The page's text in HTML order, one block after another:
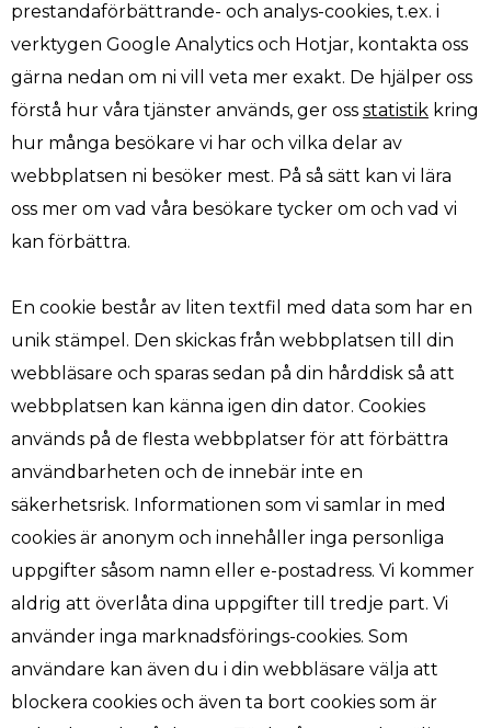
prestandaförbättrande- och analys-cookies, t.ex. i
verktygen Google Analytics och Hotjar, kontakta oss
gärna nedan om ni vill veta mer exakt. De hjälper oss
förstå hur våra tjänster används, ger oss statistik kring
hur många besökare vi har och vilka delar av
webbplatsen ni besöker mest. På så sätt kan vi lära
oss mer om vad våra besökare tycker om och vad vi
kan förbättra.
En cookie består av liten textfil med data som har en
unik stämpel. Den skickas från webbplatsen till din
webbläsare och sparas sedan på din hårddisk så att
webbplatsen kan känna igen din dator. Cookies
används på de flesta webbplatser för att förbättra
användbarheten och de innebär inte en
säkerhetsrisk. Informationen som vi samlar in med
cookies är anonym och innehåller inga personliga
uppgifter såsom namn eller e-postadress. Vi kommer
aldrig att överlåta dina uppgifter till tredje part. Vi
använder inga marknadsförings-cookies. Som
användare kan även du i din webbläsare välja att
blockera cookies och även ta bort cookies som är